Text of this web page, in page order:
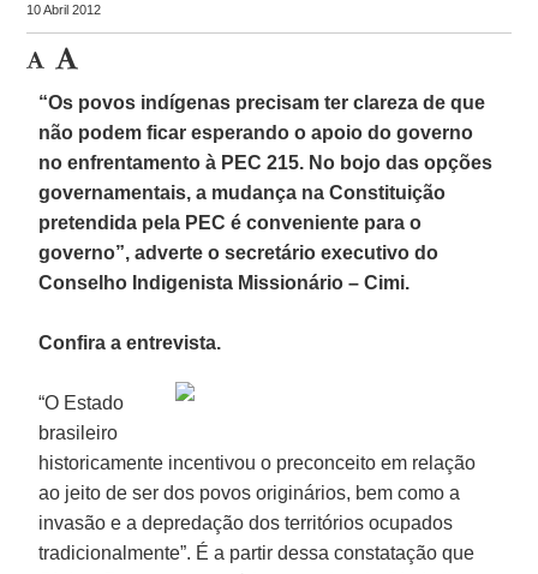
10 Abril 2012
“Os povos indígenas precisam ter clareza de que
não podem ficar esperando o apoio do governo
no enfrentamento à PEC 215. No bojo das opções
governamentais, a mudança na Constituição
pretendida pela PEC é conveniente para o
governo”, adverte o secretário executivo do
Conselho Indigenista Missionário – Cimi.
Confira a entrevista.
“O Estado
brasileiro
historicamente incentivou o preconceito em relação
ao jeito de ser dos povos originários, bem como a
invasão e a depredação dos territórios ocupados
tradicionalmente”. É a partir dessa constatação que